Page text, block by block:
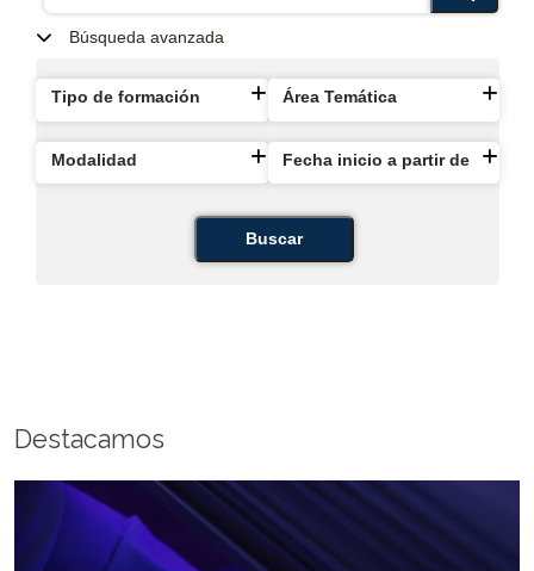
Búsqueda avanzada
Tipo de formación Área Temática
Modalidad Fecha inicio a partir de
Buscar
Destacamos